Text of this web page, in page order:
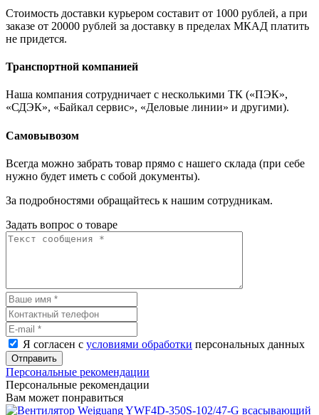
Стоимость доставки курьером составит от 1000 рублей, а при
заказе от 20000 рублей за доставку в пределах МКАД платить
не придется.
Транспортной компанией
Наша компания сотрудничает с несколькими ТК («ПЭК»,
«СДЭК», «Байкал сервис», «Деловые линии» и другими).
Самовывозом
Всегда можно забрать товар прямо с нашего склада (при себе
нужно будет иметь с собой документы).
За подробностями обращайтесь к нашим сотрудникам.
Задать вопрос о товаре
Я согласен с условиями обработки персональных данных
Отправить
Персональные рекомендации
Персональные рекомендации
Вам может понравиться